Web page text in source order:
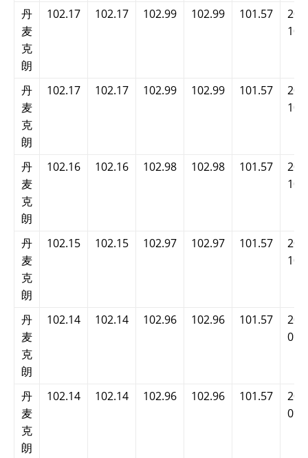
丹
麦
克
朗
102.17 102.17 102.99 102.99 101.57
丹
麦
克
朗
102.17 102.17 102.99 102.99 101.57
丹
麦
克
朗
102.16 102.16 102.98 102.98 101.57
丹
麦
克
朗
102.15 102.15 102.97 102.97 101.57
丹
麦
克
朗
102.14 102.14 102.96 102.96 101.57
丹
麦
克
朗
102.14 102.14 102.96 102.96 101.57